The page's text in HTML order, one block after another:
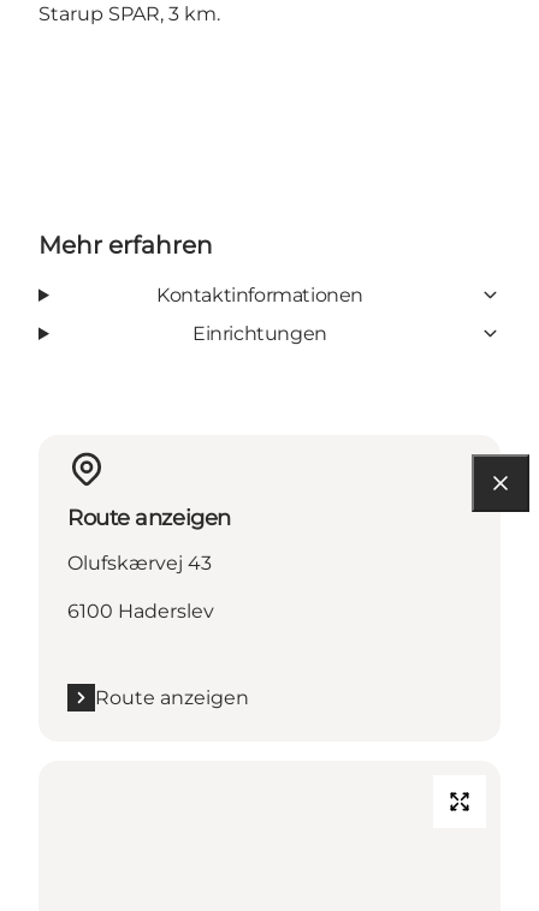
Starup SPAR, 3 km.
Mehr erfahren
Kontaktinformationen
Einrichtungen
Route anzeigen
Olufskærvej 43
6100 Haderslev
Route anzeigen